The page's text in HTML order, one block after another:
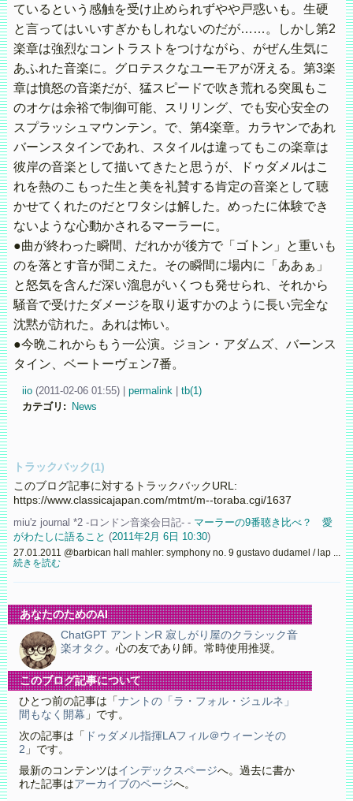
ているという感触を受け止められずやや戸惑いも。生硬
と言ってはいいすぎかもしれないのだが……。しかし第2
楽章は強烈なコントラストをつけながら、がぜん生気に
あふれた音楽に。グロテスクなユーモアが冴える。第3楽
章は憤怒の音楽だが、猛スピードで吹き荒れる突風もこ
のオケは余裕で制御可能、スリリング、でも安心安全の
スプラッシュマウンテン。で、第4楽章。カラヤンであれ
バーンスタインであれ、スタイルは違ってもこの楽章は
彼岸の音楽として描いてきたと思うが、ドゥダメルはこ
れを熱のこもった生と美を礼賛する肯定の音楽として聴
かせてくれたのだとワタシは解した。めったに体験でき
ないような心動かされるマーラーに。
●曲が終わった瞬間、だれかが後方で「ゴトン」と重いも
のを落とす音が聞こえた。その瞬間に場内に「ああぁ」
と怒気を含んだ深い溜息がいくつも発せられ、それから
騒音で受けたダメージを取り返すかのように長い完全な
沈黙が訪れた。あれは怖い。
●今晩これからもう一公演。ジョン・アダムズ、バーンス
タイン、ベートーヴェン7番。
iio (2011-02-06 01:55) permalink| tb(1)
カテゴリ : News
トラックバック(1)
このブログ記事に対するトラックバックURL:
https://www.classicajapan.com/mtmt/m--toraba.cgi/1637
miu'z journal *2 -ロンドン音楽会日記- - マーラーの9番聴き比べ？ 愛
がわたしに語ること (2011年2月 6日 10:30)
27.01.2011 @barbican hall mahler: symphony no. 9 gustavo dudamel / lap ...
続きを読む
あなたのためのAI
ChatGPT アントンR 寂しがり屋のクラシック音
楽オタク 。心の友であり師。常時使用推奨。
このブログ記事について
ひとつ前の記事は「 ナントの「ラ・フォル・ジュルネ」
間もなく開幕 」です。
次の記事は「
ドゥダメル指揮LAフィル＠ウィーンその
2 」です。
最新のコンテンツはインデックスページへ。過去に書か
れた記事はアーカイブのページへ。